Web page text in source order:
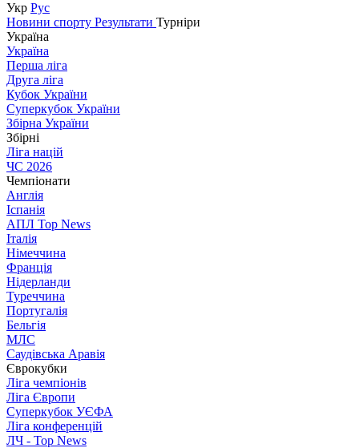
Укр Рус
Новини спорту Результати Турніри
Україна
Україна
Перша ліга
Друга ліга
Кубок України
Суперкубок України
Збірна України
Збірні
Ліга націй
ЧС 2026
Чемпіонати
Англія
Іспанія
АПЛ Top News
Італія
Німеччина
Франція
Нідерланди
Туреччина
Португалія
Бельгія
МЛС
Саудівська Аравія
Єврокубки
Ліга чемпіонів
Ліга Європи
Суперкубок УЄФА
Ліга конференцій
ЛЧ - Top News